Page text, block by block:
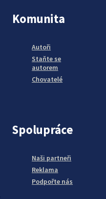
Komunita
Autoři
Staňte se
autorem
Chovatelé
Spolupráce
Naši partneři
Reklama
Podpořte nás